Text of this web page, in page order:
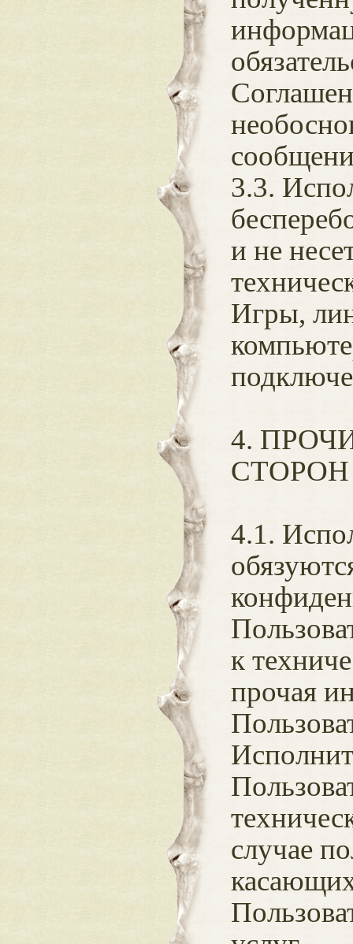
3.3.
и не
Игры,
4.
СТОРОН
4.1.
к
прочая
случае